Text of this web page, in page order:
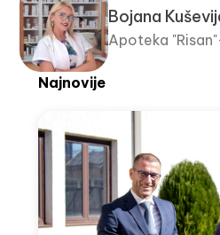
Bojana
Apoteka
Najnovije